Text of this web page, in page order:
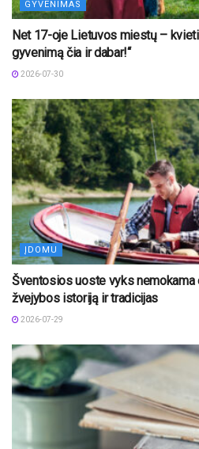
GYVENIMAS
Net 17-oje Lietuvos miestų –
gyvenimą čia ir dabar!“
2026-07-30
ĮDOMU
Šventosios uoste vyks nemokama
žvejybos istoriją ir tradicijas
2026-07-29